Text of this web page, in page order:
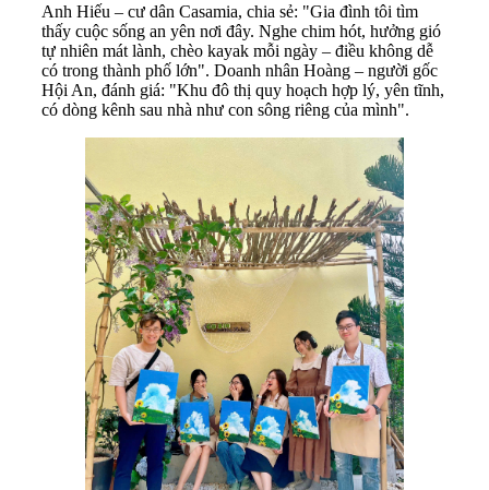
Anh Hiếu – cư dân Casamia, chia sẻ: "Gia đình tôi tìm
thấy cuộc sống an yên nơi đây. Nghe chim hót, hưởng gió
tự nhiên mát lành, chèo kayak mỗi ngày – điều không dễ
có trong thành phố lớn". Doanh nhân Hoàng – người gốc
Hội An, đánh giá: "Khu đô thị quy hoạch hợp lý, yên tĩnh,
có dòng kênh sau nhà như con sông riêng của mình".